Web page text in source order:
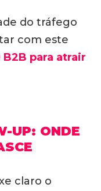
do tráfego
com este
B2B para atrair
UP: ONDE
claro o